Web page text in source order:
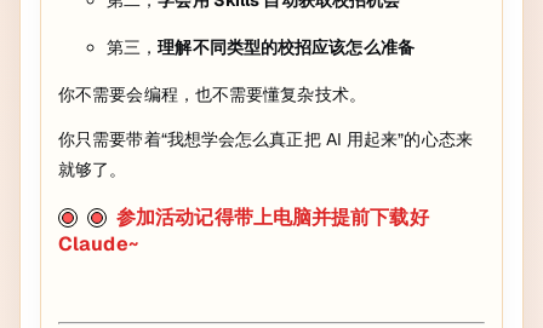
第三，理解不同类型的校招应该怎么准备
你不需要会编程，也不需要懂复杂技术。
你只需要带着“我想学会怎么真正把 AI 用起来”的心态来
就够了。
参加活动记得带上电脑并提前下载好
Claude~